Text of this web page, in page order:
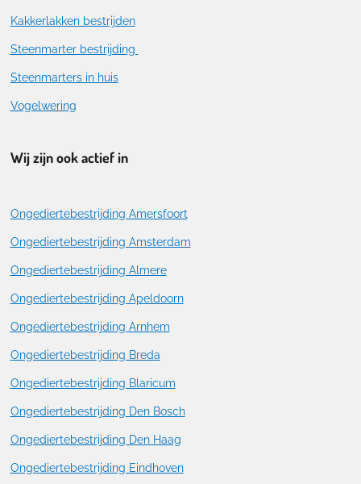
Kakkerlakken bestrijden
Steenmarter bestrijding
Steenmarters in huis
Vogelwering
Wij zijn ook actief in
Ongediertebestrijding Amersfoort
Ongediertebestrijding Amsterdam
Ongediertebestrijding Almere
Ongediertebestrijding Apeldoorn
Ongediertebestrijding Arnhem
Ongediertebestrijding Breda
Ongediertebestrijding Blaricum
Ongediertebestrijding Den Bosch
Ongediertebestrijding Den Haag
Ongediertebestrijding Eindhoven